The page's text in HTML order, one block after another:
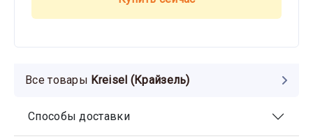
Все товары Kreisel (Крайзель)
Способы доставки